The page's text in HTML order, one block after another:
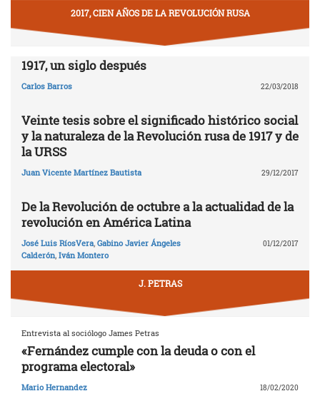
2017, CIEN AÑOS DE LA REVOLUCIÓN RUSA
1917, un siglo después
Carlos Barros 22/03/2018
Veinte tesis sobre el significado histórico social
y la naturaleza de la Revolución rusa de 1917 y de
la URSS
Juan Vicente Martínez Bautista 29/12/2017
De la Revolución de octubre a la actualidad de la
revolución en América Latina
José Luis RíosVera, Gabino Javier Ángeles
Calderón, Iván Montero
01/12/2017
J. PETRAS
Entrevista al sociólogo James Petras
«Fernández cumple con la deuda o con el
programa electoral»
Mario Hernandez 18/02/2020